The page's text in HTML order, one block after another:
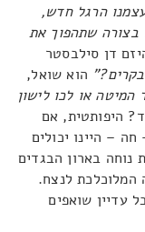
הרגל חדש,
בצורה שתהפוך את
דן סילבסטר
הוא שואל,
או לכו לישון
היפותטית, אם
– היינו יכולים
נוחה בארון הבגדים
המלוכלכת לנצח.
עדיין שואפים